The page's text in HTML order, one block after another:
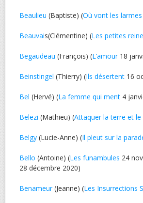
Beaulieu (Baptiste) (Où vont les
Beauvais(Clémentine) (Les petites
Begaudeau (François) (L’amour18
Beinstingel (Thierry) (Ils désertent 16
Bel (Hervé) (La femme qui ment 4
Belezi (Mathieu) (Attaquer la terre et le
Belgy (Lucie-Anne) (Il pleut sur la
Bello (Antoine) (Les funambules 24
28 décembre 2020)
Benameur(Jeanne) (Les Insurrections